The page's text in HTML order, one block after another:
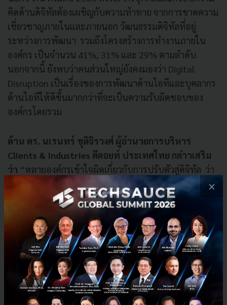
คิดด้านดิจิทัลต้องเผชิญกับความท้าทาย จากการขาดความ
เชี่ยวชาญภายในและภายนอก วัฒนธรรมดิจิทัลที่อยู่
ระหว่างการพัฒนา รวมถึงโครงสร้างการทำงานภายใน
องค์กร เป็นจำนวน 41%, 31% และ 29% ตามลำดับ
นอกจากนี้ ยังพบว่าคนส่วนใหญ่ยังคงมองว่า Digital
Disruption เป็นเรื่องของการพัฒนาด้านไอทีและบุคลากร
ด้านไอทีให้ดีขึ้นมากกว่าที่จะเป็นความรับผิดชอบของ
องค์กรโดยรวม
ด้าน ดร. นเรนทร์ ชุติจิรวงศ์ ผู้อำนวยการบริหาร
Clients & Industries ดีลอยท์ ประเทศไทย กล่าวเสริม
ว่า “หลายองค์กรเข้าใจผิดเกี่ยวกับการปรับตัวสู่ดิจิทัล ว่า
เป็นแค่เรื่องของการทำสิ่งต่างๆให้เป็นดิจิทัลและเปิดตัว
โครงการดิจิทัลใหม่ๆ แต่การแพร่ระบาดของเชื้อไวรัสโค
วิด-19 แสดงให้เห็นว่าสิ่งเหล่านี้เป็นเพียงภาพลวงตาของ
การเป็นองค์กรดิจิทัล การมีกรอบความคิดทางดิจิทัลที่ถูก
ต้องต่างหากที่เป็นสิ่งสำคัญของความสำเร็จในการปรับ
องค์กรไปสู่ดิจิทัล”
ทั้งนี้ทุกคนได้เห็นแล้วว่า การเปลี่ยนองค์กรไปสู่ดิจิทัลที่มี
อัตราสูงขึ้น ประกอบกับภาคธุรกิจทั้งหมดได้รับผลกระทบ
×